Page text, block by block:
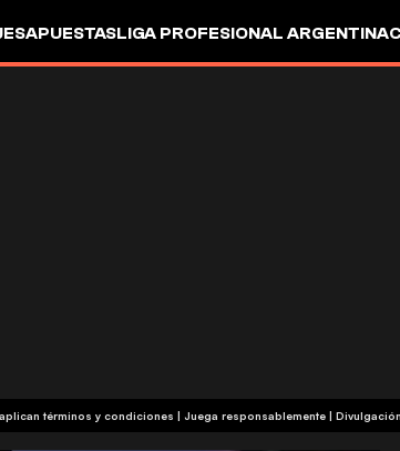
APUESTASLIGA PROFESIONAL ARGENTINA
Contenido comercial | Se aplican términos y condiciones | Juega responsablemente |